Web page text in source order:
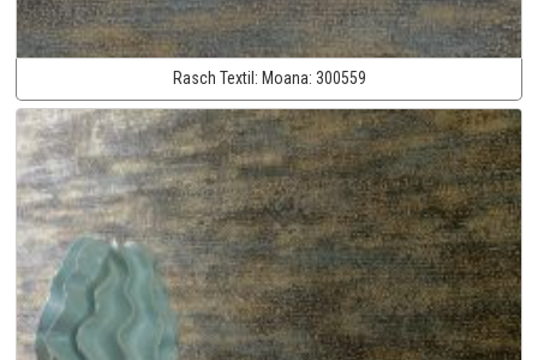
Rasch Textil: Moana: 300559